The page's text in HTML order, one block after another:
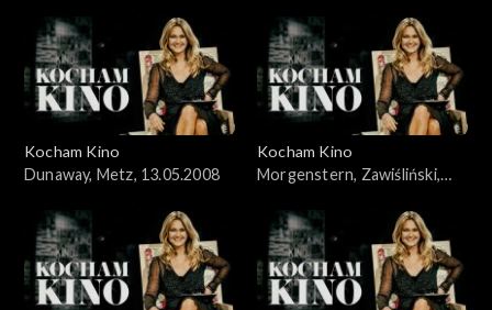
Kocham Kino
Dunaway, Metz, 13.05.2008
Kocham Kino
Morgenstern, Zawiśliński,